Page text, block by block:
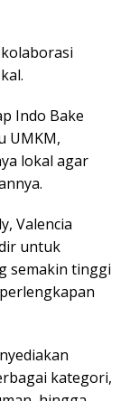
Indo Bake
UMKM,
lokal agar
Valencia
untuk
semakin tinggi
kategori,